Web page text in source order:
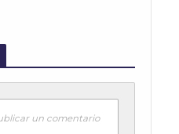
un comentario